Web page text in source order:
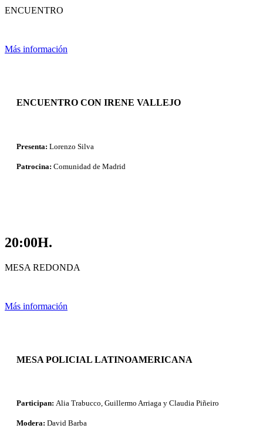
ENCUENTRO
Más información
ENCUENTRO CON IRENE VALLEJO
Presenta: Lorenzo Silva
Patrocina: Comunidad de Madrid
20:00H.
MESA REDONDA
Más información
MESA POLICIAL LATINOAMERICANA
Participan: Alia Trabucco, Guillermo Arriaga y Claudia Piñeiro
Modera: David Barba